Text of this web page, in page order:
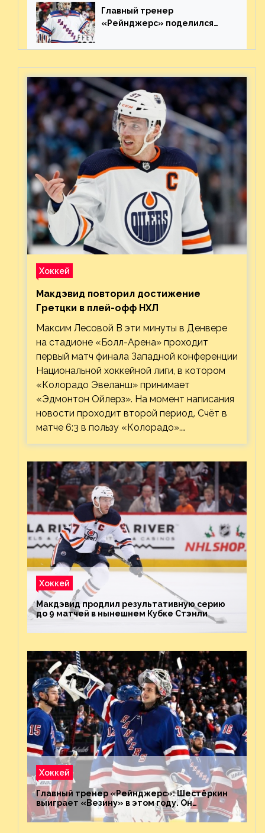
Главный тренер
«Рейнджерс» поделился
предстоящего финала
Хоккей
Макдэвид повторил достижение
Гретцки в плей-офф НХЛ
Максим Лесовой В эти минуты в Денвере
на стадионе «Болл-Арена» проходит
первый матч финала Западной конференции
Национальной хоккейной лиги, в котором
«Колорадо Эвеланш» принимает
«Эдмонтон Ойлерз». На момент написания
новости проходит второй период. Счёт в
матче 6:3 в пользу «Колорадо».…
Хоккей
Макдэвид продлил результативную серию
до 9 матчей в нынешнем Кубке Стэнли
Хоккей
Главный тренер «Рейнджерс»: Шестёркин
выиграет «Везину» в этом году. Он
невероятен